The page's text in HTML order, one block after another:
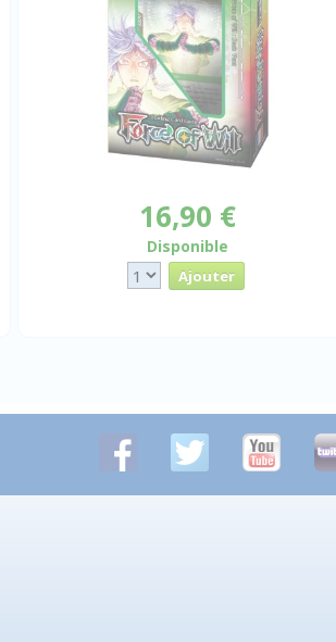
16,90 €
Disponible